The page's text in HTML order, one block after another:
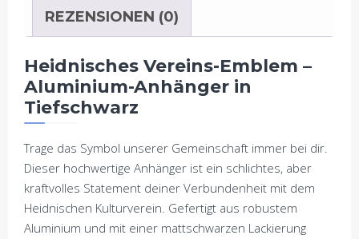
REZENSIONEN (0)
Heidnisches Vereins-Emblem –
Aluminium-Anhänger in
Tiefschwarz
Trage das Symbol unserer Gemeinschaft immer bei dir.
Dieser hochwertige Anhänger ist ein schlichtes, aber
kraftvolles Statement deiner Verbundenheit mit dem
Heidnischen Kulturverein. Gefertigt aus robustem
Aluminium und mit einer mattschwarzen Lackierung